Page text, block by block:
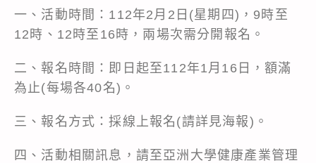
一、活動時間：112年2月2日(星期四)，9時至
12時、12時至16時，兩場次需分開報名。
二、報名時間：即日起至112年1月16日，額滿
為止(每場各40名)。
三、報名方式：採線上報名(請詳見海報)。
四、活動相關訊息，請至亞洲大學健康產業管理